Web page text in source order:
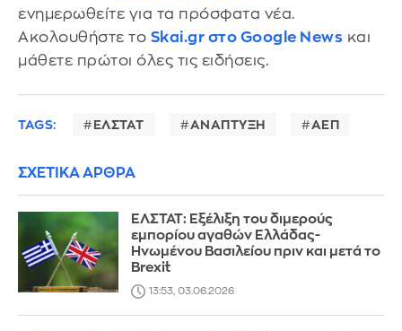
ενημερωθείτε για τα πρόσφατα νέα.
Ακολουθήστε το Skai.gr στο Google News και
μάθετε πρώτοι όλες τις ειδήσεις.
TAGS: ΕΛΣΤΑΤ ΑΝΑΠΤΥΞΗ ΑΕΠ
ΣΧΕΤΙΚΑ ΑΡΘΡΑ
ΕΛΣΤΑΤ: Εξέλιξη του διμερούς
εμπορίου αγαθών Ελλάδας-
Ηνωμένου Βασιλείου πριν και μετά το
Brexit
13:53, 03.06.2026